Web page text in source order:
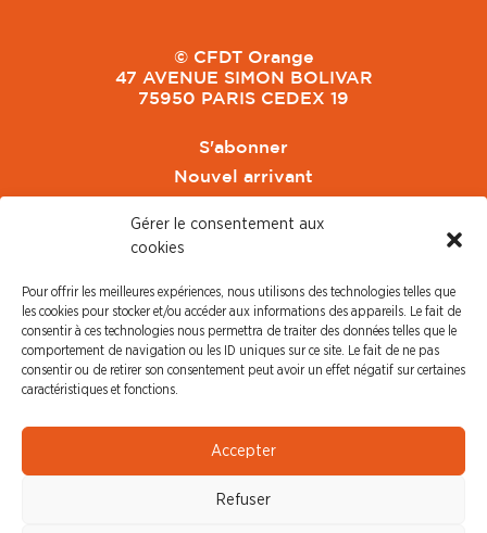
Gérer le consentement aux
cookies
Pour offrir les meilleures expériences, nous utilisons des technologies telles que
les cookies pour stocker et/ou accéder aux informations des appareils. Le fait de
consentir à ces technologies nous permettra de traiter des données telles que le
comportement de navigation ou les ID uniques sur ce site. Le fait de ne pas
consentir ou de retirer son consentement peut avoir un effet négatif sur certaines
caractéristiques et fonctions.
Accepter
Refuser
© CFDT Orange
47 AVENUE SIMON BOLIVAR
75950 PARIS CEDEX 19
S'abonner
Nouvel arrivant
CFDT Cadres
CFDT Retraités
L'UFFA
PRESSE
Communiqué de Presse
Revue de Presse